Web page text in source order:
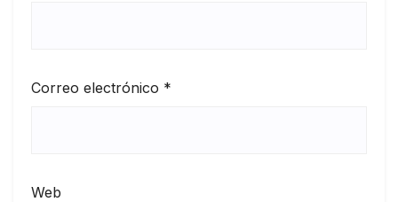
Correo electrónico *
Web